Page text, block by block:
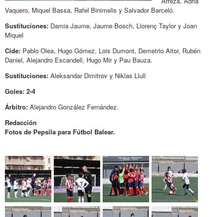
Vaquero, Miquel Bassa, Rafel Binimelis y Salvador Barceló.
Sustituciones: Damia Jaume, Jaume Bosch, Llorenç Taylor y Joan
Miquel
Cide: Pablo Olea, Hugo Gómez, Lois Dumont, Demetrio Aitor, Rubén
Daniel, Alejandro Escandell, Hugo Mir y Pau Bauza.
Sustituciones: Aleksandar Dimitrov y Niklas Llull
Goles: 2-4
Árbitro: Alejandro González Fernández.
Redacción
Fotos de Pepsila para Fútbol Balear.